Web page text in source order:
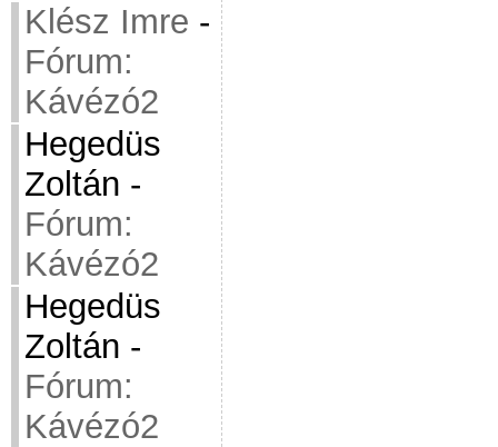
Klész Imre -
Fórum:
Kávézó2
Hegedüs
Zoltán -
Fórum:
Kávézó2
Hegedüs
Zoltán -
Fórum:
Kávézó2